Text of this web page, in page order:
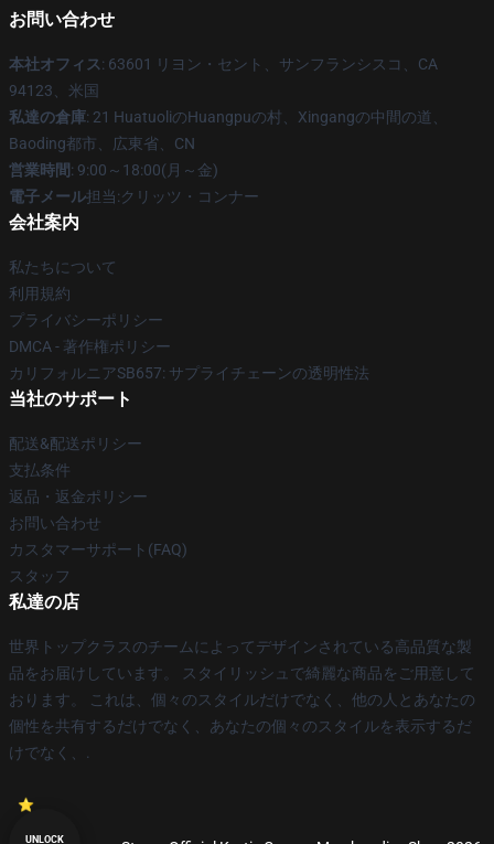
お問い合わせ
本社オフィス: 63601 リヨン・セント、サンフランシスコ、CA
94123、米国
私達の倉庫: 21 HuatuoliのHuangpuの村、Xingangの中間の道、
Baoding都市、広東省、CN
営業時間: 9:00～18:00(月～金)
電子メール担当:クリッツ・コンナー
会社案内
私たちについて
利用規約
プライバシーポリシー
DMCA - 著作権ポリシー
カリフォルニアSB657: サプライチェーンの透明性法
当社のサポート
配送&配送ポリシー
支払条件
返品・返金ポリシー
お問い合わせ
カスタマーサポート(FAQ)
スタッフ
私達の店
世界トップクラスのチームによってデザインされている高品質な製
品をお届けしています。 スタイリッシュで綺麗な商品をご用意して
おります。 これは、個々のスタイルだけでなく、他の人とあなたの
個性を共有するだけでなく、あなたの個々のスタイルを表示するだ
けでなく、.
UNLOCK